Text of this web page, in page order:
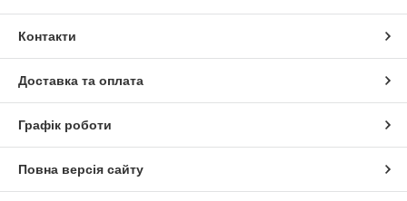
Контакти
Доставка та оплата
Графік роботи
Повна версія сайту